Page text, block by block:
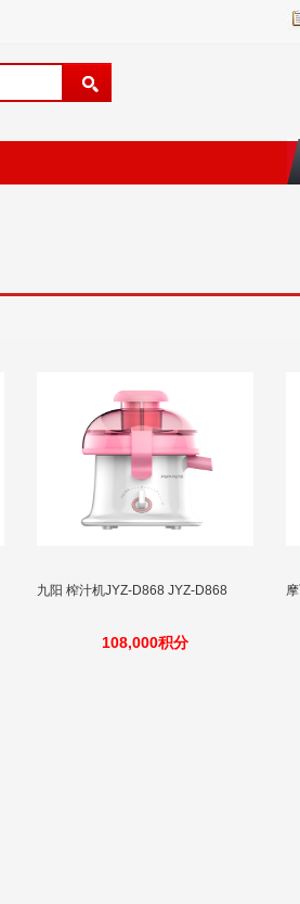
九阳 榨汁机JYZ-D868 JYZ-D868
108,000积分